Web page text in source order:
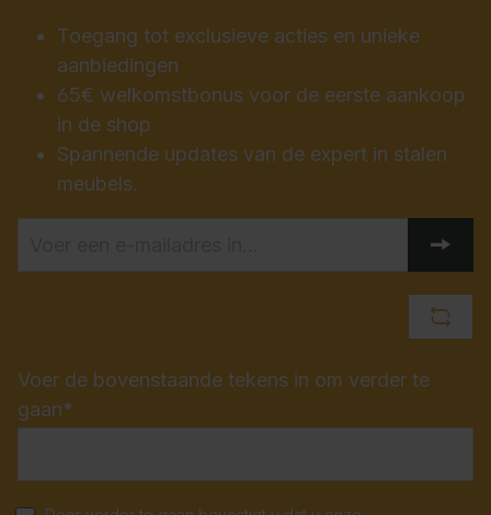
Toegang tot exclusieve acties en unieke
aanbiedingen
65€ welkomstbonus voor de eerste aankoop
in de shop
Spannende updates van de expert in stalen
meubels.
Voer de bovenstaande tekens in om verder te
gaan*